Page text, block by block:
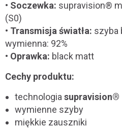
• Soczewka: supravision®
(S0)
• Transmisja światła: szyba
wymienna: 92%
• Oprawka: black matt
Cechy produktu:
technologia supravision®
wymienne szyby
miękkie zauszniki